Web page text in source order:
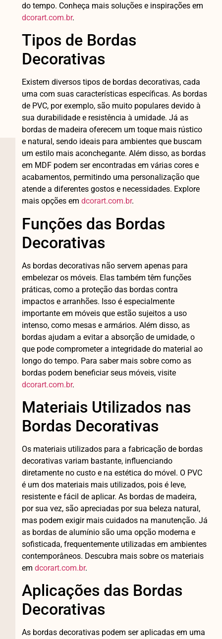
do tempo. Conheça mais soluções e inspirações em
dcorart.com.br.
Tipos de Bordas
Decorativas
Existem diversos tipos de bordas decorativas, cada
uma com suas características específicas. As bordas
de PVC, por exemplo, são muito populares devido à
sua durabilidade e resistência à umidade. Já as
bordas de madeira oferecem um toque mais rústico
e natural, sendo ideais para ambientes que buscam
um estilo mais aconchegante. Além disso, as bordas
em MDF podem ser encontradas em várias cores e
acabamentos, permitindo uma personalização que
atende a diferentes gostos e necessidades. Explore
mais opções em dcorart.com.br.
Funções das Bordas
Decorativas
As bordas decorativas não servem apenas para
embelezar os móveis. Elas também têm funções
práticas, como a proteção das bordas contra
impactos e arranhões. Isso é especialmente
importante em móveis que estão sujeitos a uso
intenso, como mesas e armários. Além disso, as
bordas ajudam a evitar a absorção de umidade, o
que pode comprometer a integridade do material ao
longo do tempo. Para saber mais sobre como as
bordas podem beneficiar seus móveis, visite
dcorart.com.br.
Materiais Utilizados nas
Bordas Decorativas
Os materiais utilizados para a fabricação de bordas
decorativas variam bastante, influenciando
diretamente no custo e na estética do móvel. O PVC
é um dos materiais mais utilizados, pois é leve,
resistente e fácil de aplicar. As bordas de madeira,
por sua vez, são apreciadas por sua beleza natural,
mas podem exigir mais cuidados na manutenção. Já
as bordas de alumínio são uma opção moderna e
sofisticada, frequentemente utilizadas em ambientes
contemporâneos. Descubra mais sobre os materiais
em dcorart.com.br.
Aplicações das Bordas
Decorativas
As bordas decorativas podem ser aplicadas em uma